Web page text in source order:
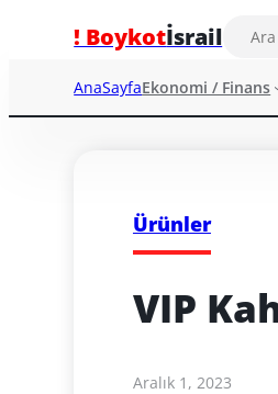
! Boykotİsrail
AnaSayfaEkonomi / Finans
Ürünler
VIP
Aralık 1, 2023